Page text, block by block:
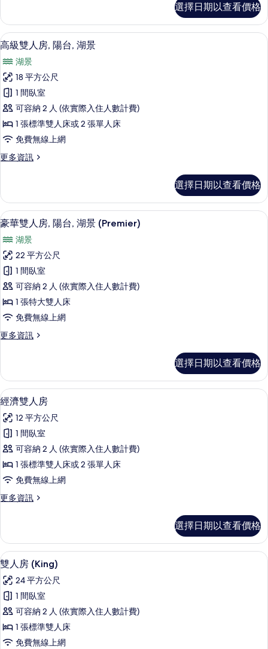
有
相
片
雙
人
房
詳
情
選擇日期以查看價格
顯
示
高
級
雙
人
房,
陽
台,
景
的
所
有
相
片
高級雙人房, 陽台, 湖景 | 羽絨被、迷
13
高級雙人房, 陽台, 湖景
湖景
18 平方公尺
1 間臥室
可容納 2 人 (依實際入住人數計費)
1 張標準雙人床或 2 張單人床
免費無線上網
更多資訊
更
雙
人
房,
台,
湖
景
的
詳
情
選擇日期以查看價格
顯
示
豪
華
雙
人
房,
陽
台,
景
(Premier)
的
所
有
相
片
豪華雙人房, 陽台, 湖景 (Premier) | 羽
10
豪華雙人房, 陽台, 湖景 (Premier)
湖景
22 平方公尺
1 間臥室
可容納 2 人 (依實際入住人數計費)
1 張特大雙人床
免費無線上網
更多資訊
更
雙
人
房,
台,
湖
(Premier)
的
詳
情
選擇日期以查看價格
顯
示
經
濟
雙
人
房
的
有
相
片
經濟雙人房 | 羽絨被、迷你吧、客房內
15
經濟雙人房
12 平方公尺
1 間臥室
可容納 2 人 (依實際入住人數計費)
1 張標準雙人床或 2 張單人床
免費無線上網
更多資訊
更
雙
人
房
詳
情
選擇日期以查看價格
顯
示
雙
人
房
(King)
羽絨被、迷你吧、客房內保險箱、書桌
9
雙人房 (King)
24 平方公尺
1 間臥室
可容納 2 人 (依實際入住人數計費)
1 張標準雙人床
免費無線上網